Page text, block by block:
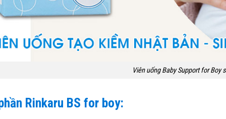
Viên uống Baby Support for Boy
Rinkaru BS for boy: